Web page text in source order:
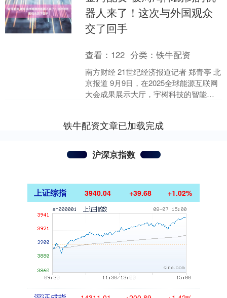
器人来了！这次与外国观众
交了回手
查看： 122 分类：铁牛配资
南方财经 21世纪经济报道记者 郑青亭 北
京报道 9月9日，在2025全球能源互联网
大会成果展示大厅，宇树科技的智能机
铁牛配资文章已加载完成
沪深京指数
上证综指 3940.04 +39.68 +1.02%